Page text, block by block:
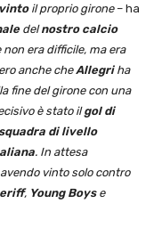
vintoil proprio girone– ha
delnostro calcio
non era difficile, ma era
anche che Allegriha
fine del girone con una
è stato ilgol di
di livello
. In attesa
vinto solo contro
, Young Boyse